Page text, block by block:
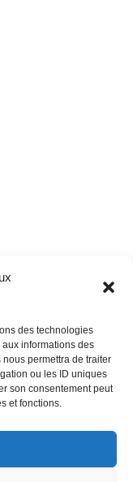
des technologies
informations des
permettra de traiter
ou les ID uniques
son consentement peut
et fonctions.